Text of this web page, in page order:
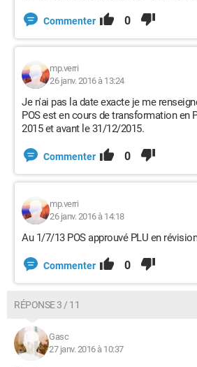
Commenter 0
mp.verri
26 janv. 2016 à 13:24
Je n'ai pas la date exacte je me
POS est en cours de transformation en
2015 et avant le 31/12/2015.
Commenter 0
mp.verri
26 janv. 2016 à 14:18
Au 1/7/13 POS approuvé PLU en révision
Commenter 0
RÉPONSE 3 / 11
Gasc
27 janv. 2016 à 10:37